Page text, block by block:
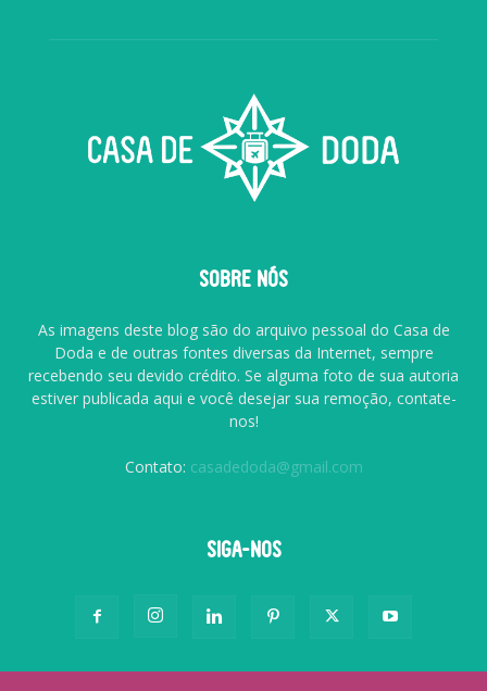
SOBRE NÓS
As imagens deste blog são do arquivo pessoal do Casa de
Doda e de outras fontes diversas da Internet, sempre
recebendo seu devido crédito. Se alguma foto de sua autoria
estiver publicada aqui e você desejar sua remoção, contate-
nos!
Contato: casadedoda@gmail.com
SIGA-NOS